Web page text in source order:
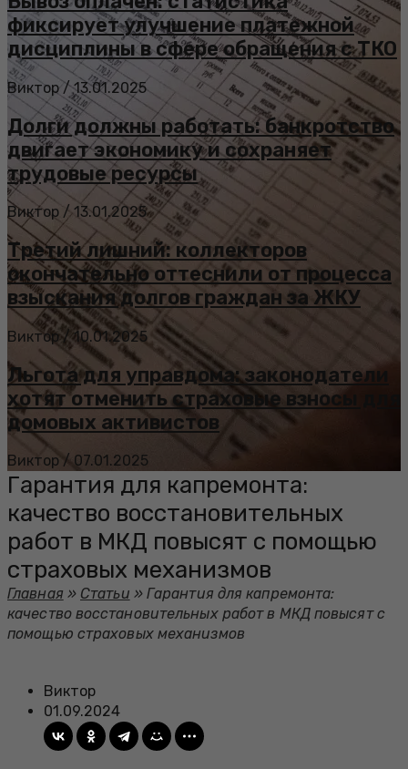
фиксирует улучшение платежной
дисциплины в сфере обращения с ТКО
Виктор / 13.01.2025
Долги должны работать: банкротство
двигает экономику и сохраняет
трудовые ресурсы
Виктор / 13.01.2025
Третий лишний: коллекторов
окончательно оттеснили от процесса
взыскания долгов граждан за ЖКУ
Виктор / 10.01.2025
Льгота для управдома: законодатели
хотят отменить страховые взносы для
домовых активистов
Виктор / 07.01.2025
Гарантия для капремонта:
качество восстановительных
работ в МКД повысят с помощью
страховых механизмов
Главная » Статьи » Гарантия для капремонта:
качество восстановительных работ в МКД повысят с
помощью страховых механизмов
Виктор
01.09.2024